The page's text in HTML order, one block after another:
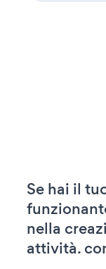
Se hai il
nella
attività.